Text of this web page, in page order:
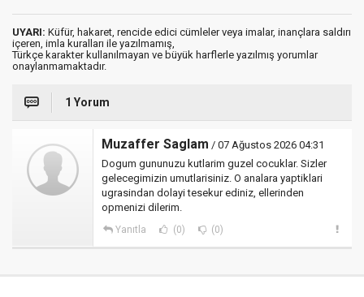
UYARI: Küfür, hakaret, rencide edici cümleler veya imalar, inançlara saldırı
içeren, imla kuralları ile yazılmamış,
Türkçe karakter kullanılmayan ve büyük harflerle yazılmış yorumlar
onaylanmamaktadır.
1 Yorum
Muzaffer Saglam / 07 Ağustos 2026 04:31
Dogum gununuzu kutlarim guzel cocuklar. Sizler
gelecegimizin umutlarisiniz. O analara yaptiklari
ugrasindan dolayi tesekur ediniz, ellerinden
opmenizi dilerim.
Yanıtla (0) (0)